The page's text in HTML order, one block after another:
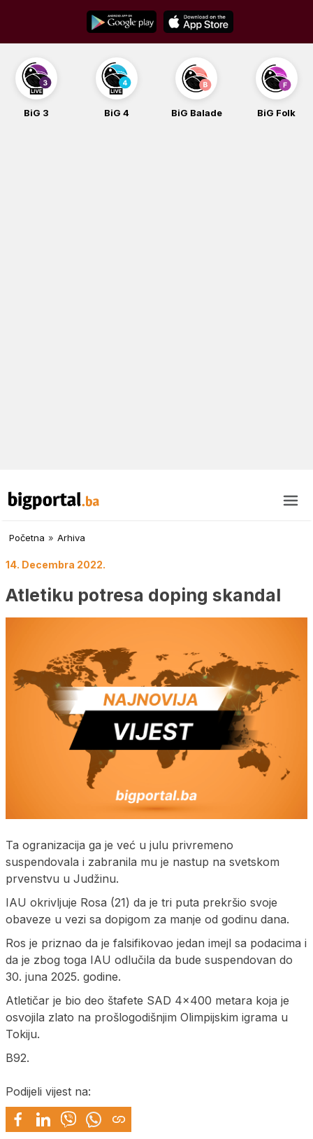
content
BiG 3 BiG 4 BiG Balade BiG Folk
Početna » Arhiva
14. Decembra 2022.
Atletiku potresa doping skandal
Ta ogranizacija ga je već u julu privremeno
suspendovala i zabranila mu je nastup na svetskom
prvenstvu u Judžinu.
IAU okrivljuje Rosa (21) da je tri puta prekršio svoje
obaveze u vezi sa dopigom za manje od godinu dana.
Ros je priznao da je falsifikovao jedan imejl sa podacima i
da je zbog toga IAU odlučila da bude suspendovan do
30. juna 2025. godine.
Atletičar je bio deo štafete SAD 4×400 metara koja je
osvojila zlato na prošlogodišnjim Olimpijskim igrama u
Tokiju.
B92.
Podijeli vijest na: